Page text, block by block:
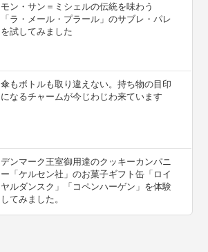
モン・サン＝ミシェルの伝統を味わう
「ラ・メール・プラール」のサブレ・パレ
を試してみました
傘もボトルも取り違えない。持ち物の目印
になるチャームが今じわじわ来ています
デンマーク王室御用達のクッキーカンパニ
ー「ケルセン社」のお菓子ギフト缶「ロイ
ヤルダンスク」「コペンハーゲン」を体験
してみました。